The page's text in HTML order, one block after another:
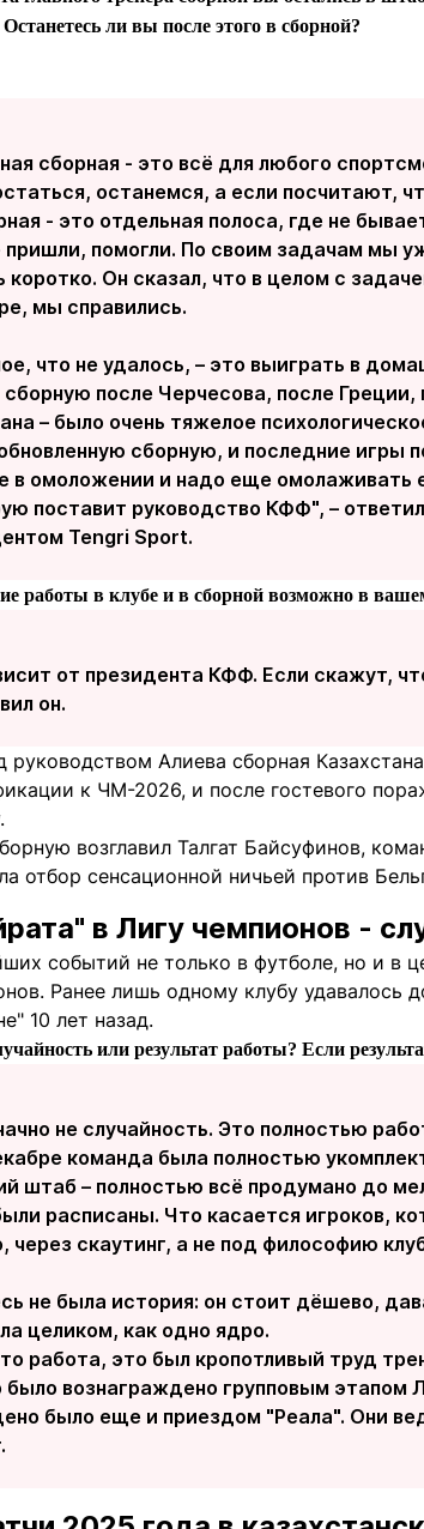
ли вы после этого в сборной?
сборная - это всё для любого
останемся, а если посчитают,
- это отдельная полоса, где не
пришли, помогли. По своим задачам мы
коротко. Он сказал, что в целом с
мы справились.
что не удалось, – это выиграть в
после Черчесова, после
– было очень тяжелое
сборную, и последние игры
в омоложении и надо еще омолаживать
поставит руководство КФФ", –
Tengri Sport.
работы в клубе и в сборной возможно в
от президента КФФ. Если скажут,
он.
руководством Алиева сборная
к ЧМ-2026, и после гостевого
возглавил Талгат Байсуфинов,
отбор сенсационной ничьей против
в Лигу чемпионов -
событий не только в футболе, но и в
Ранее лишь одному клубу удавалось
10 лет назад.
или результат работы? Если
не случайность. Это полностью
команда была полностью
штаб – полностью всё продумано до
расписаны. Что касается игроков,
через скаутинг, а не под философию
не была история: он стоит дёшево,
целиком, как одно ядро.
работа, это был кропотливый труд
было вознаграждено групповым этапом
было еще и приездом "Реала". Они